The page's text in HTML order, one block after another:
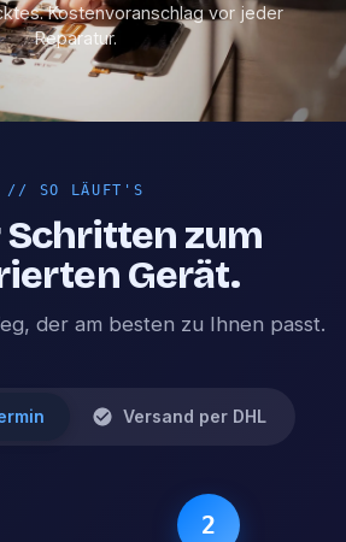
Kostenvoranschlag vor jeder
Reparatur.
// SO LÄUFT'S
Schritten zum
Gerät.
der am besten zu Ihnen passt.
Versand per DHL
2